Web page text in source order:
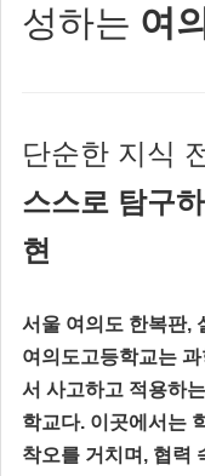
성하는 여
단순한 지식
스스로 탐구
현
서울 여의도 한복판,
여의도고등학교는
서 사고하고 적용하
학교다. 이곳에서는
착오를 거치며, 협력